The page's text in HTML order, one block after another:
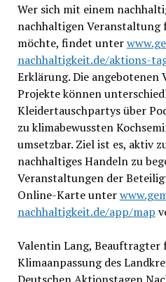
Wer sich mit einem
nachhaltigen Veranstaltung
möchte, findet unter
nachhaltigkeit.de/aktions-
Erklärung. Die angebotenen
Projekte können
Kleidertauschpartys über
zu klimabewussten
umsetzbar. Ziel ist es, aktiv
nachhaltiges Handeln zu
Veranstaltungen der
Online-Karte unter
nachhaltigkeit.de/app/map
Valentin Lang, Beauftragter
Klimaanpassung des